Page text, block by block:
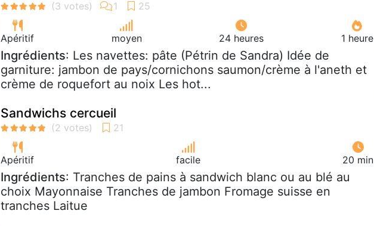
Apéritif moyen 24 heures 1 heure
Ingrédients: Les navettes: pâte (Pétrin de Sandra) Idée de
garniture: jambon de pays/cornichons saumon/crème à l'aneth et
crème de roquefort au noix Les hot...
Sandwichs cercueil
Apéritif facile 20 min
Ingrédients: Tranches de pains à sandwich blanc ou au blé au
choix Mayonnaise Tranches de jambon Fromage suisse en
tranches Laitue